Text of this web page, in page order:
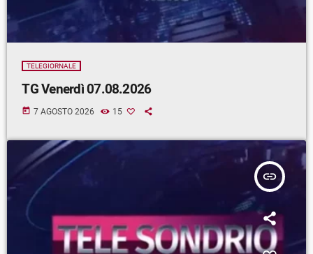
TELEGIORNALE
TG Venerdì 07.08.2026
today 7 AGOSTO 2026 15
insert_link